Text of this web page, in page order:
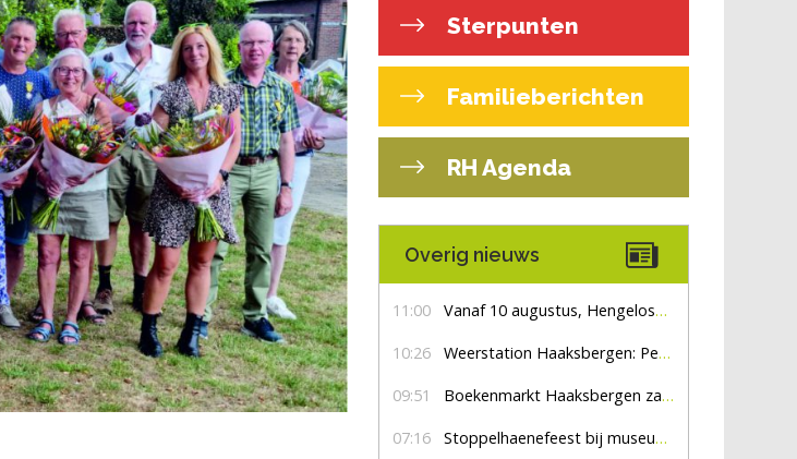
Sterpunten
Familieberichten
RH Agenda
Overig nieuws
11:00 Vanaf 10 augustus, Hengelosestraat drie weken dicht voor doorgaand verkeer
10:26 Weerstation Haaksbergen: Perioden met zon en droog
09:51 Boekenmarkt Haaksbergen zaterdag 8 augustus, marktplein Haaksbergen
07:16 Stoppelhaenefeest bij museum De Lebbenbrugge